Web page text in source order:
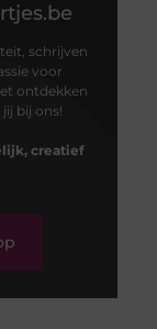
schrijven
voor
ontdekken
bij ons!
creatief